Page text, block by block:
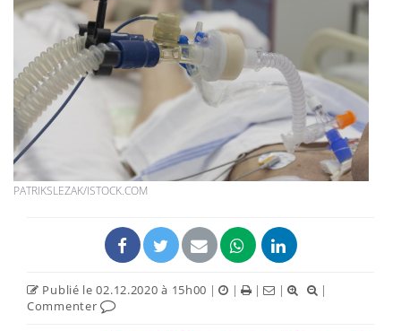
PATRIKSLEZAK/ISTOCK.COM
Publié le 02.12.2020 à 15h00 | | | |
|
Commenter